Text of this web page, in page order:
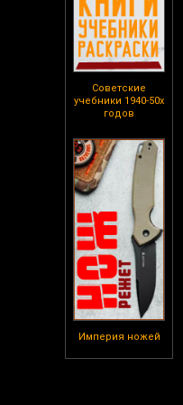
Советские
учебники 1940-50х
годов
Империя ножей